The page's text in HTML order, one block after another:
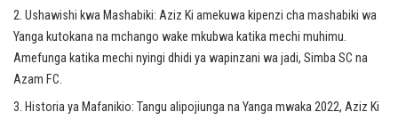
Ushawishi kwa Mashabiki: Aziz Ki amekuwa kipenzi cha mashabiki wa
Yanga kutokana na mchango wake mkubwa katika mechi muhimu.
Amefunga katika mechi nyingi dhidi ya wapinzani wa jadi, Simba SC na
Azam FC.
Historia ya Mafanikio: Tangu alipojiunga na Yanga mwaka 2022, Aziz Ki